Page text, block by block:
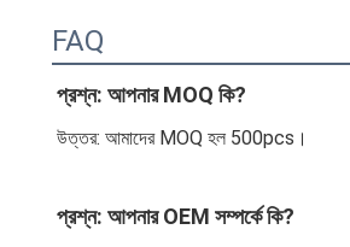
FAQ
প্রশ্ন: আপনার MOQ কি?
উত্তর: আমাদের MOQ হল 500pcs।
প্রশ্ন: আপনার OEM সম্পর্কে কি?